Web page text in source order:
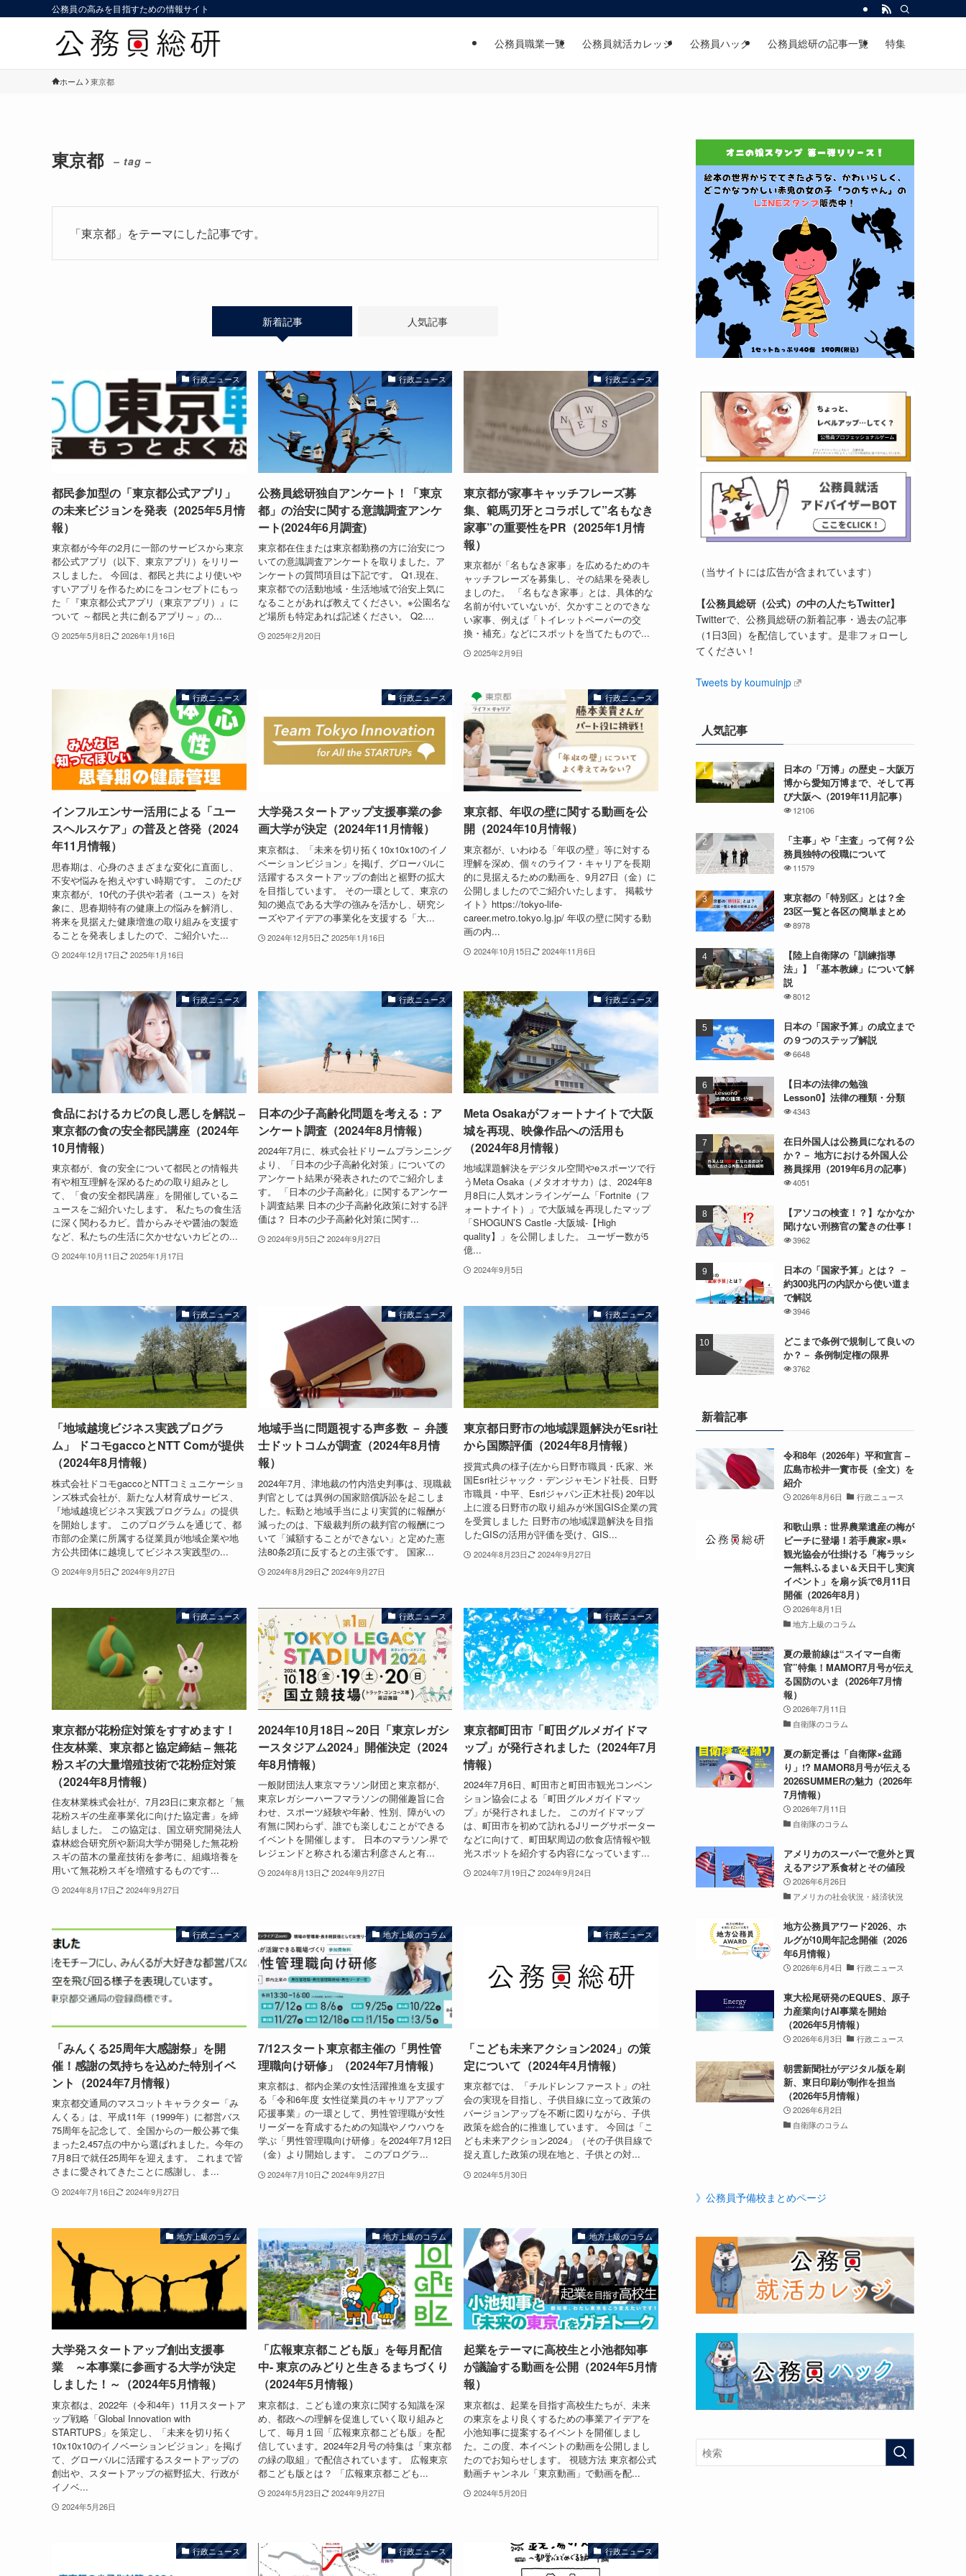
公務員の高みを目指すための情報サイト
公務員職業一覧 公務員就活カレッジ 公務員ハック 公務員総研の記事一覧 特集
ホーム 東京都
東京都 – tag –
「東京都」をテーマにした記事です。
新着記事 人気記事
行政ニュース
都民参加型の「東京都公式アプリ」
の未来ビジョンを発表（2025年5月情
報）
東京都が今年の2月に一部のサービスから東京
都公式アプリ（以下、東京アプリ）をリリー
スしました。 今回は、都民と共により使いや
すいアプリを作るためにをコンセプトにもっ
た「『東京都公式アプリ（東京アプリ）』に
ついて ～都民と共に創るアプリ～」の...
2025年5月8日 2026年1月16日
行政ニュース
公務員総研独自アンケート！「東京
都」の治安に関する意識調査アンケ
ート(2024年6月調査)
東京都在住または東京都勤務の方に治安につ
いての意識調査アンケートを取りました。ア
ンケートの質問項目は下記です。 Q1.現在、
東京都での活動地域・生活地域で治安上気に
なることがあれば教えてください。※公園名な
ど場所も特定あれば記述ください。 Q2....
2025年2月20日
行政ニュース
東京都が家事キャッチフレーズ募
集、範馬刃牙とコラボして”名もなき
家事”の重要性をPR（2025年1月情
報）
東京都が「名もなき家事」を広めるためのキ
ャッチフレーズを募集し、その結果を発表し
ましのた。 「名もなき家事」とは、具体的な
名前が付いていないが、欠かすことのできな
い家事、例えば「トイレットペーパーの交
換・補充」などにスポットを当てたもので...
2025年2月9日
行政ニュース
インフルエンサー活用による「ユー
スヘルスケア」の普及と啓発（2024
年11月情報）
思春期は、心身のさまざまな変化に直面し、
不安や悩みを抱えやすい時期です。 このたび
東京都が、10代の子供や若者（ユース）を対
象に、思春期特有の健康上の悩みを解消し、
将来を見据えた健康増進の取り組みを支援す
ることを発表しましたので、ご紹介いた...
2024年12月17日 2025年1月16日
行政ニュース
大学発スタートアップ支援事業の参
画大学が決定（2024年11月情報）
東京都は、「未来を切り拓く10x10x10のイノ
ベーションビジョン」を掲げ、グローバルに
活躍するスタートアップの創出と裾野の拡大
を目指しています。 その一環として、東京の
知の拠点である大学の強みを活かし、研究シ
ーズやアイデアの事業化を支援する「大...
2024年12月5日 2025年1月16日
行政ニュース
東京都、年収の壁に関する動画を公
開（2024年10月情報）
東京都が、いわゆる「年収の壁」等に対する
理解を深め、個々のライフ・キャリアを長期
的に見据えるための動画を、9月27日（金）に
公開しましたのでご紹介いたします。 掲載サ
イト》https://tokyo-life-
career.metro.tokyo.lg.jp/ 年収の壁に関する動
画の内...
2024年10月15日 2024年11月6日
行政ニュース
食品におけるカビの良し悪しを解説 –
東京都の食の安全都民講座（2024年
10月情報）
東京都が、食の安全について都民との情報共
有や相互理解を深めるための取り組みとし
て、「食の安全都民講座」を開催しているニ
ュースをご紹介いたします。 私たちの食生活
に深く関わるカビ。昔からみそや醤油の製造
など、私たちの生活に欠かせないカビとの...
2024年10月11日 2025年1月17日
行政ニュース
日本の少子高齢化問題を考える：ア
ンケート調査（2024年8月情報）
2024年7月に、株式会社ドリームプランニング
より、「日本の少子高齢化対策」についての
アンケート結果が発表されたのでご紹介しま
す。 「日本の少子高齢化」に関するアンケー
ト調査結果 日本の少子高齢化政策に対する評
価は？ 日本の少子高齢化対策に関す...
2024年9月5日 2024年9月27日
行政ニュース
Meta Osakaがフォートナイトで大阪
城を再現、映像作品への活用も
（2024年8月情報）
地域課題解決をデジタル空間やeスポーツで行
うMeta Osaka（メタオオサカ）は、2024年8
月8日に人気オンラインゲーム「Fortnite（フ
ォートナイト）」で大阪城を再現したマップ
「SHOGUN’S Castle -大阪城-【High
quality】」を公開しました。 ユーザー数が5
億...
2024年9月5日
行政ニュース
「地域越境ビジネス実践プログラ
ム」 ドコモgaccoとNTT Comが提供
（2024年8月情報）
株式会社ドコモgaccoとNTTコミュニケーショ
ンズ株式会社が、新たな人材育成サービス、
『地域越境ビジネス実践プログラム』の提供
を開始します。 このプログラムを通じて、都
市部の企業に所属する従業員が地域企業や地
方公共団体に越境してビジネス実践型の...
2024年9月5日 2024年9月27日
行政ニュース
地域手当に問題視する声多数 － 弁護
士ドットコムが調査（2024年8月情
報）
2024年7月、津地裁の竹内浩史判事は、現職裁
判官としては異例の国家賠償訴訟を起こしま
した。転勤と地域手当により実質的に報酬が
減ったのは、下級裁判所の裁判官の報酬につ
いて「減額することができない」と定めた憲
法80条2項に反するとの主張です。 国家...
2024年8月29日 2024年9月27日
行政ニュース
東京都日野市の地域課題解決がEsri社
から国際評価（2024年8月情報）
授賞式典の様子(左から日野市職員・氏家、米
国Esri社ジャック・デンジャモンド社長、日野
市職員・中平、Esriジャパン正木社長) 20年以
上に渡る日野市の取り組みが米国GIS企業の賞
を受賞しました 日野市の地域課題解決を目指
したGISの活用が評価を受け、GIS...
2024年8月23日 2024年9月27日
行政ニュース
東京都が花粉症対策をすすめます！
住友林業、東京都と協定締結 – 無花
粉スギの大量増殖技術で花粉症対策
（2024年8月情報）
住友林業株式会社が、7月23日に東京都と「無
花粉スギの生産事業化に向けた協定書」を締
結しました。 この協定は、国立研究開発法人
森林総合研究所や新潟大学が開発した無花粉
スギの苗木の量産技術を参考に、組織培養を
用いて無花粉スギを増殖するものです...
2024年8月17日 2024年9月27日
行政ニュース
2024年10月18日～20日「東京レガシ
ースタジアム2024」開催決定（2024
年8月情報）
一般財団法人東京マラソン財団と東京都が、
東京レガシーハーフマラソンの開催趣旨に合
わせ、スポーツ経験や年齢、性別、障がいの
有無に関わらず、誰でも楽しむことができる
イベントを開催します。 日本のマラソン界で
レジェンドと称される瀬古利彦さんと有...
2024年8月13日 2024年9月27日
行政ニュース
東京都町田市「町田グルメガイドマ
ップ」が発行されました（2024年7月
情報）
2024年7月6日、町田市と町田市観光コンベン
ション協会による「町田グルメガイドマッ
プ」が発行されました。 このガイドマップ
は、町田市を初めて訪れるJリーグサポーター
などに向けて、町田駅周辺の飲食店情報や観
光スポットを紹介する内容になっています...
2024年7月19日 2024年9月24日
行政ニュース
「みんくる25周年大感謝祭」を開
催！感謝の気持ちを込めた特別イベ
ント（2024年7月情報）
東京都交通局のマスコットキャラクター「み
んくる」は、平成11年（1999年）に都営バス
75周年を記念して、全国からの一般公募で集
まった2,457点の中から選ばれました。今年の
7月8日で就任25周年を迎えます。 これまで皆
さまに愛されてきたことに感謝し、ま...
2024年7月16日 2024年9月27日
地方上級のコラム
7/12スタート東京都主催の「男性管
理職向け研修」（2024年7月情報）
東京都は、都内企業の女性活躍推進を支援す
る「令和6年度 女性従業員のキャリアアップ
応援事業」の一環として、男性管理職が女性
リーダーを育成するための知識やノウハウを
学ぶ「男性管理職向け研修」を2024年7月12日
（金）より開始します。 このプログラ...
2024年7月10日 2024年9月27日
行政ニュース
「こども未来アクション2024」の策
定について（2024年4月情報）
東京都では、「チルドレンファースト」の社
会の実現を目指し、子供目線に立って政策の
バージョンアップを不断に図りながら、子供
政策を総合的に推進しています。 今回は「こ
ども未来アクション2024」（その子供目線で
捉え直した政策の現在地と、子供との対...
2024年5月30日
地方上級のコラム
大学発スタートアップ創出支援事
業 ～本事業に参画する大学が決定
しました！～（2024年5月情報）
東京都は、2022年（令和4年）11月スタートア
ップ戦略「Global Innovation with
STARTUPS」を策定し、「未来を切り拓く
10x10x10のイノベーションビジョン」を掲げ
て、グローバルに活躍するスタートアップの
創出や、スタートアップの裾野拡大、行政が
イノベ...
2024年5月26日
地方上級のコラム
「広報東京都こども版」を毎月配信
中- 東京のみどりと生きるまちづくり
（2024年5月情報）
東京都は、こども達の東京に関する知識を深
め、都政への理解を促進していく取り組みと
して、毎月１回「広報東京都こども版」を配
信しています。2024年2月号の特集は「東京都
の緑の取組」で配信されています。 広報東京
都こども版とは？ 「広報東京都こども...
2024年5月23日 2024年9月27日
地方上級のコラム
起業をテーマに高校生と小池都知事
が議論する動画を公開（2024年5月情
報）
東京都は、起業を目指す高校生たちが、未来
の東京をより良くするための事業アイデアを
小池知事に提案するイベントを開催しまし
た。この度、本イベントの動画を公開しまし
たのでお知らせします。 視聴方法 東京都公式
動画チャンネル「東京動画」で動画を配...
2024年5月20日
行政ニュース 行政ニュース 行政ニュース
（当サイトには広告が含まれています）
【公務員総研（公式）の中の人たちTwitter】
Twitterで、公務員総研の新着記事・過去の記事
（1日3回）を配信しています。是非フォローし
てください！
Tweets by koumuinjp
人気記事
日本の「万博」の歴史－大阪万
博から愛知万博まで、そして再
び大阪へ（2019年11月記事）
12106
「主事」や「主査」って何？公
務員独特の役職について
11579
東京都の「特別区」とは？全
23区一覧と各区の簡単まとめ
8978
【陸上自衛隊の「訓練指導
法」】「基本教練」について解
説
8012
日本の「国家予算」の成立まで
の９つのステップ解説
6648
【日本の法律の勉強
Lesson0】法律の種類・分類
4343
在日外国人は公務員になれるの
か？－ 地方における外国人公
務員採用（2019年6月の記事）
4051
【アソコの検査！？】なかなか
聞けない刑務官の驚きの仕事！
3962
日本の「国家予算」とは？ －
約300兆円の内訳から使い道ま
で解説
3946
どこまで条例で規制して良いの
か？－ 条例制定権の限界
3762
新着記事
令和8年（2026年）平和宣言 –
広島市松井一實市長（全文）を
紹介
2026年8月6日 行政ニュース
和歌山県：世界農業遺産の梅が
ビーチに登場！若手農家×県×
観光協会が仕掛ける「梅ラッシ
ー無料ふるまい＆天日干し実演
イベント」を扇ヶ浜で8月11日
開催（2026年8月）
2026年8月1日
地方上級のコラム
夏の最前線は“スイマー自衛
官”特集！MAMOR7月号が伝え
る国防のいま（2026年7月情
報）
2026年7月11日
自衛隊のコラム
夏の新定番は「自衛隊×盆踊
り」!? MAMOR8月号が伝える
2026SUMMERの魅力（2026年
7月情報）
2026年7月11日
自衛隊のコラム
アメリカのスーパーで意外と買
えるアジア系食材とその値段
2026年6月26日
アメリカの社会状況・経済状況
地方公務員アワード2026、ホ
ルグが10周年記念開催（2026
年6月情報）
2026年6月4日 行政ニュース
東大松尾研発のEQUES、原子
力産業向けAI事業を開始
（2026年5月情報）
2026年6月3日 行政ニュース
朝雲新聞社がデジタル版を刷
新、東日印刷が制作を担当
（2026年5月情報）
2026年6月2日
自衛隊のコラム
》公務員予備校まとめページ